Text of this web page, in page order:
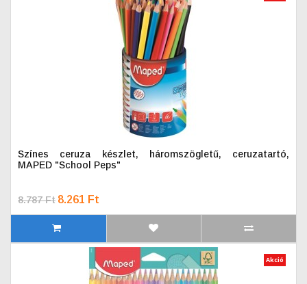
Színes ceruza készlet, háromszögletű, ceruzatartó,
MAPED "School Peps"
8.787 Ft 8.261 Ft
Akció